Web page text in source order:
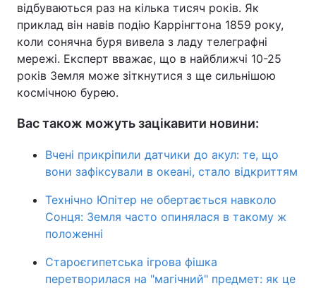
відбуваються раз на кілька тисяч років. Як
приклад він навів подію Каррінгтона 1859 року,
коли сонячна буря вивела з ладу телеграфні
мережі. Експерт вважає, що в найближчі 10-25
років Земля може зіткнутися з ще сильнішою
космічною бурею.
Вас також можуть зацікавити новини:
Вчені прикріпили датчики до акул: те, що
вони зафіксували в океані, стало відкриттям
Технічно Юпітер не обертається навколо
Сонця: Земля часто опинялася в такому ж
положенні
Староєгипетська ігрова фішка
перетворилася на "магічний" предмет: як це